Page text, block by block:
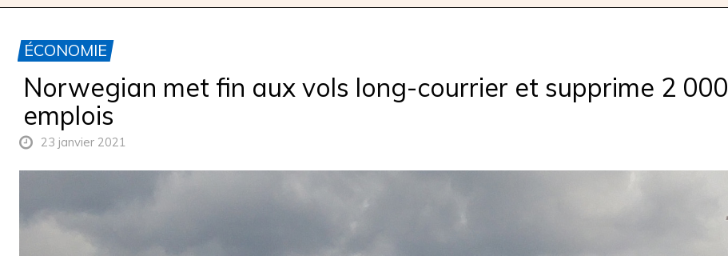
ÉCONOMIE
Norwegian met fin aux vols long-courrier et supprime 2 000
emplois
23 janvier 2021